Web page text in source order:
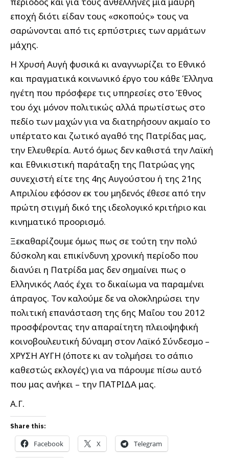
εποχή διότι είδαν τους «σκοπούς» τους να
σαρώνονται από τις ερπύστριες των αρμάτων
μάχης.
Η Χρυσή Αυγή φυσικά κι αναγνωρίζει το Εθνικό
και πραγματικά κοινωνικό έργο του κάθε Έλληνα
ηγέτη που πρόσφερε τις υπηρεσίες στο Έθνος
του όχι μόνον πολιτικώς αλλά πρωτίστως στο
πεδίο των μαχών για να διατηρήσουν ακμαίο το
υπέρτατο και ζωτικό αγαθό της Πατρίδας μας,
την Ελευθερία. Αυτό όμως δεν καθιστά την Λαϊκή
και Εθνικιστική παράταξη της Πατρώας γης
συνεχιστή είτε της 4ης Αυγούστου ή της 21ης
Απριλίου εφόσον εκ του μηδενός έθεσε από την
πρώτη στιγμή δικό της ιδεολογικό κριτήριο και
κινηματικό προορισμό.
Ξεκαθαρίζουμε όμως πως σε τούτη την πολύ
δύσκολη και επικίνδυνη χρονική περίοδο που
διανύει η Πατρίδα μας δεν σημαίνει πως ο
Ελληνικός Λαός έχει το δικαίωμα να παραμένει
άπραγος. Τον καλούμε δε να ολοκληρώσει την
πολιτική επανάσταση της 6ης Μαΐου του 2012
προσφέροντας την απαραίτητη πλειοψηφική
κοινοβουλευτική δύναμη στον Λαϊκό Σύνδεσμο –
ΧΡΥΣΗ ΑΥΓΗ (όποτε κι αν τολμήσει το σάπιο
καθεστώς εκλογές) για να πάρουμε πίσω αυτό
που μας ανήκει – την ΠΑΤΡΙΔΑ μας.
Α.Γ.
Share this:
Facebook X Telegram